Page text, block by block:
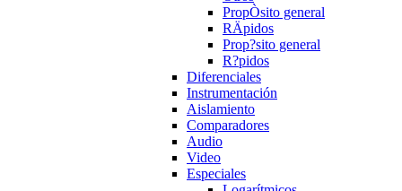
PropÒsito general
RÄpidos
Prop?sito general
R?pidos
Diferenciales
Instrumentación
Aislamiento
Comparadores
Audio
Video
Especiales